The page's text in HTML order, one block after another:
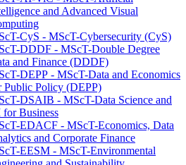
and Advanced Visual
CyS - MScT-Cybersecurity (CyS)
DDDF - MScT-Double Degree
and Finance (DDDF)
DEPP - MScT-Data and Economics
Public Policy (DEPP)
DSAIB - MScT-Data Science and
Business
EDACF - MScT-Economics, Data
and Corporate Finance
EESM - MScT-Environmental